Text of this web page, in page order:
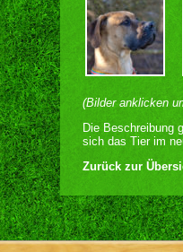
(Bilder anklicken
Die Beschreibung
sich das Tier im
Zurück zur